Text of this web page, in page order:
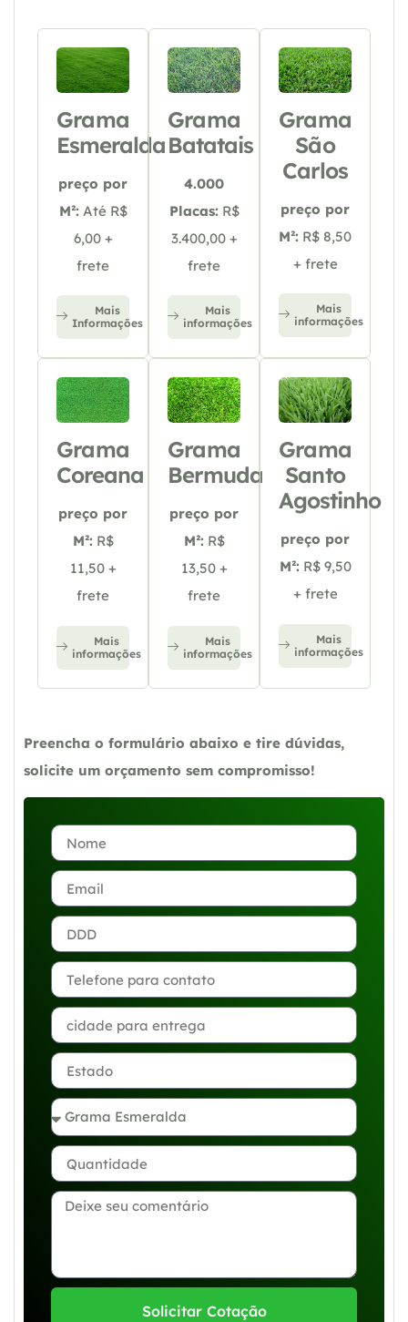
Grama
Esmeralda
preço por
M²: Até R$
6,00 +
frete
Mais
Informações
Grama
Batatais
4.000
Placas: R$
3.400,00 +
frete
Mais
informações
Grama
São
Carlos
preço por
M²: R$ 8,50
+ frete
Mais
informações
Grama
Coreana
preço por
M²: R$
11,50 +
frete
Mais
informações
Grama
Bermuda
preço por
M²: R$
13,50 +
frete
Mais
informações
Grama
Santo
Agostinho
preço por
M²: R$ 9,50
+ frete
Mais
informações
Preencha o formulário abaixo e tire dúvidas,
solicite um orçamento sem compromisso!
Solicitar Cotação